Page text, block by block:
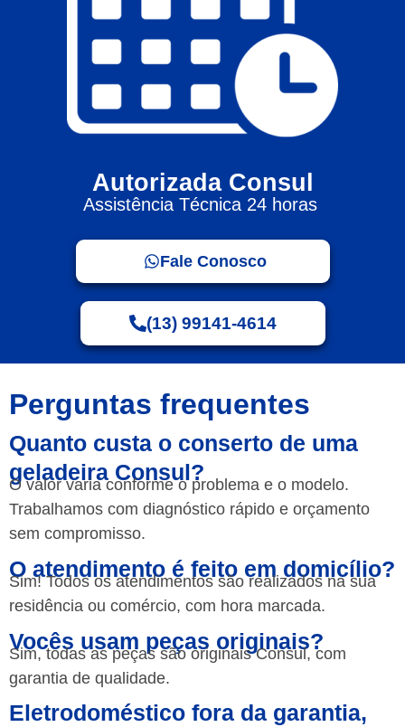
Autorizada Consul
Assistência Técnica 24 horas
Fale Conosco
(13) 99141-4614
Perguntas frequentes
Quanto custa o conserto de uma
geladeira Consul?
O valor varia conforme o problema e o modelo.
Trabalhamos com diagnóstico rápido e orçamento
sem compromisso.
O atendimento é feito em domicílio?
Sim! Todos os atendimentos são realizados na sua
residência ou comércio, com hora marcada.
Vocês usam peças originais?
Sim, todas as peças são originais Consul, com
garantia de qualidade.
Eletrodoméstico fora da garantia,